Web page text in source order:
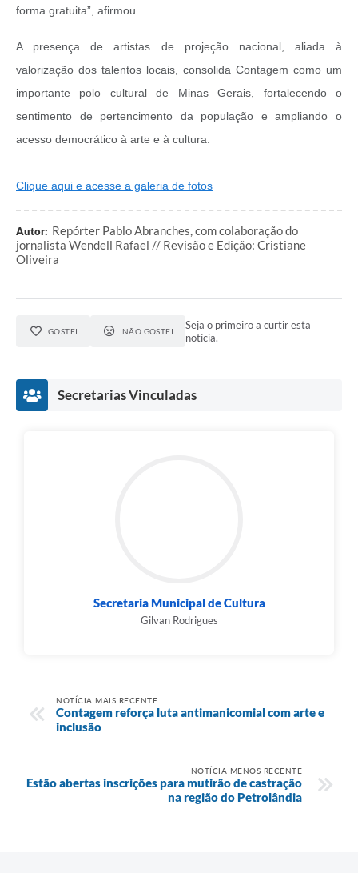
forma gratuita”, afirmou.
A presença de artistas de projeção nacional, aliada à
valorização dos talentos locais, consolida Contagem como um
importante polo cultural de Minas Gerais, fortalecendo o
sentimento de pertencimento da população e ampliando o
acesso democrático à arte e à cultura.
Clique aqui e acesse a galeria de fotos
Autor: Repórter Pablo Abranches, com colaboração do
jornalista Wendell Rafael // Revisão e Edição: Cristiane
Oliveira
GOSTEI NÃO GOSTEI
Seja o primeiro a curtir esta
notícia.
Secretarias Vinculadas
Secretaria Municipal de Cultura
Gilvan Rodrigues
NOTÍCIA MAIS RECENTE
Contagem reforça luta antimanicomial com arte e
inclusão
NOTÍCIA MENOS RECENTE
Estão abertas inscrições para mutirão de castração
na região do Petrolândia